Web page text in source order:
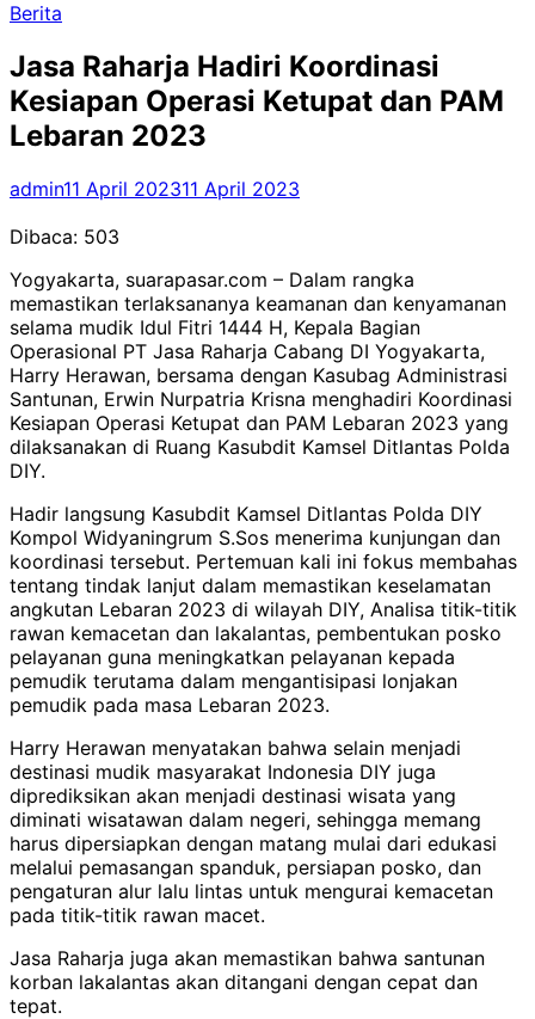
Berita
Jasa Raharja Hadiri Koordinasi
Kesiapan Operasi Ketupat dan PAM
Lebaran 2023
admin11 April 202311 April 2023
Dibaca: 503
Yogyakarta, suarapasar.com – Dalam rangka
memastikan terlaksananya keamanan dan kenyamanan
selama mudik Idul Fitri 1444 H, Kepala Bagian
Operasional PT Jasa Raharja Cabang DI Yogyakarta,
Harry Herawan, bersama dengan Kasubag Administrasi
Santunan, Erwin Nurpatria Krisna menghadiri Koordinasi
Kesiapan Operasi Ketupat dan PAM Lebaran 2023 yang
dilaksanakan di Ruang Kasubdit Kamsel Ditlantas Polda
DIY.
Hadir langsung Kasubdit Kamsel Ditlantas Polda DIY
Kompol Widyaningrum S.Sos menerima kunjungan dan
koordinasi tersebut. Pertemuan kali ini fokus membahas
tentang tindak lanjut dalam memastikan keselamatan
angkutan Lebaran 2023 di wilayah DIY, Analisa titik-titik
rawan kemacetan dan lakalantas, pembentukan posko
pelayanan guna meningkatkan pelayanan kepada
pemudik terutama dalam mengantisipasi lonjakan
pemudik pada masa Lebaran 2023.
Harry Herawan menyatakan bahwa selain menjadi
destinasi mudik masyarakat Indonesia DIY juga
diprediksikan akan menjadi destinasi wisata yang
diminati wisatawan dalam negeri, sehingga memang
harus dipersiapkan dengan matang mulai dari edukasi
melalui pemasangan spanduk, persiapan posko, dan
pengaturan alur lalu lintas untuk mengurai kemacetan
pada titik-titik rawan macet.
Jasa Raharja juga akan memastikan bahwa santunan
korban lakalantas akan ditangani dengan cepat dan
tepat.